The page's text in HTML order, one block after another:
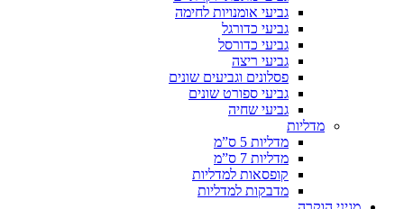
גביעי אומנויות לחימה
גביעי כדורגל
גביעי כדורסל
גביעי ריצה
פסלונים וגביעים שונים
גביעי ספורט שונים
גביעי שחיה
מדליות
מדליות 5 ס”מ
מדליות 7 ס”מ
קופסאות למדליות
מדבקות למדליות